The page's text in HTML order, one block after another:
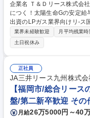
企業名 Ｔ＆Ｄリース株式会社 求人名 【法人営業×リース】金融知識が身
につく！太陽生命Gの安定給与体系×福利厚生
出資のLPガス業界向けリ-ス
クルに合わせて、節税対策
を解決するオーダーメイドの提案を
（卸業者、家族経営事業者
います。企業が設備投資を
貸し出すだけでなく、顧客
ンサルティング。大手生命G
率設定/直接販売体制/高い
や財務分析スキルを研修で習得できます。 募集
金融知識が身につく！太陽生
業界未経験歓迎 月平均残業
土日祝休み
正社員
JA三井リース九州株式会
【福岡市/総合リー
盤/第二新卒歓迎 その
月給26万5000円～40